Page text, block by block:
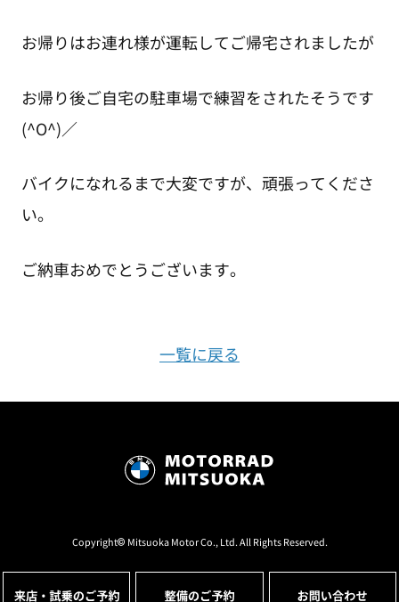
お帰りはお連れ様が運転してご帰宅されましたが
お帰り後ご自宅の駐車場で練習をされたそうです
(^O^)／
バイクになれるまで大変ですが、頑張ってくださ
い。
ご納車おめでとうございます。
一覧に戻る
Copyright© Mitsuoka Motor Co., Ltd. All Rights Reserved.